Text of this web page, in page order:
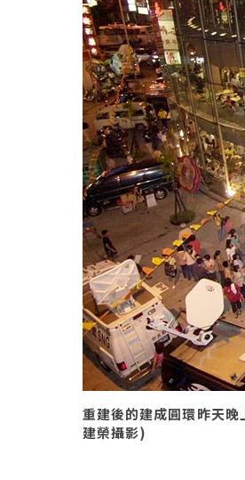
重建後的建成圓環昨天
建榮攝影)